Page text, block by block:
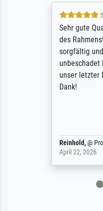
5 / 5
Sehr gute
des Rahmens!
sorgfältig und
unbeschadet bei
unser letzter
Reinhold,@
April 22, 2026